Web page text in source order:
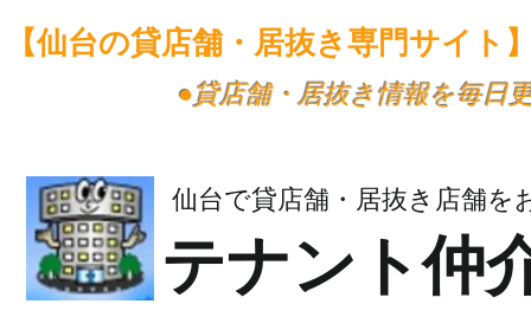
【仙台の貸店舗・居抜き専門サイト
​●貸店舗・居抜き情報を毎日
仙台で貸店舗・居抜き店舗を
テナント仲